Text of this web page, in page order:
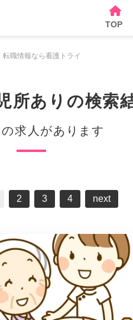
TOP
職情報なら看護トライ
所ありの検索
の求人があります
2 3 4 next